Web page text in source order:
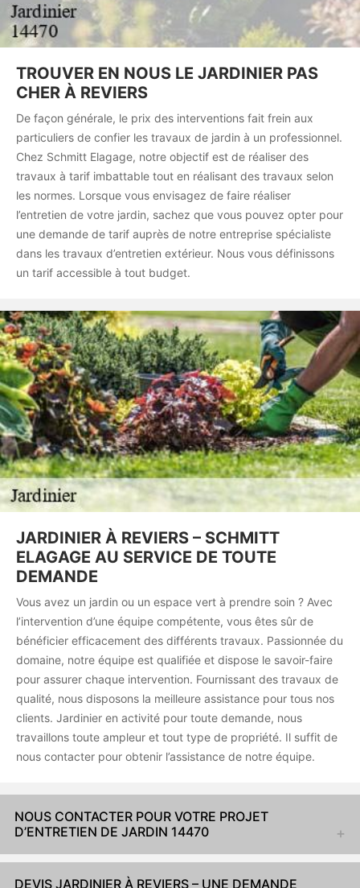
TROUVER EN NOUS LE JARDINIER PAS
CHER À REVIERS
De façon générale, le prix des interventions fait frein aux
particuliers de confier les travaux de jardin à un professionnel.
Chez Schmitt Elagage, notre objectif est de réaliser des
travaux à tarif imbattable tout en réalisant des travaux selon
les normes. Lorsque vous envisagez de faire réaliser
l’entretien de votre jardin, sachez que vous pouvez opter pour
une demande de tarif auprès de notre entreprise spécialiste
dans les travaux d’entretien extérieur. Nous vous définissons
un tarif accessible à tout budget.
JARDINIER À REVIERS – SCHMITT
ELAGAGE AU SERVICE DE TOUTE
DEMANDE
Vous avez un jardin ou un espace vert à prendre soin ? Avec
l’intervention d’une équipe compétente, vous êtes sûr de
bénéficier efficacement des différents travaux. Passionnée du
domaine, notre équipe est qualifiée et dispose le savoir-faire
pour assurer chaque intervention. Fournissant des travaux de
qualité, nous disposons la meilleure assistance pour tous nos
clients. Jardinier en activité pour toute demande, nous
travaillons toute ampleur et tout type de propriété. Il suffit de
nous contacter pour obtenir l’assistance de notre équipe.
NOUS CONTACTER POUR VOTRE PROJET
D’ENTRETIEN DE JARDIN 14470
DEVIS JARDINIER À REVIERS – UNE DEMANDE